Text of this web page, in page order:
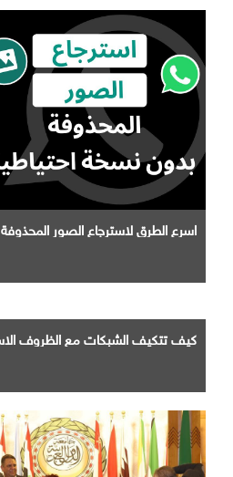
اسرع الطرق لاسترجاع الصور
كيف تتكيف الشبكات مع الظروف